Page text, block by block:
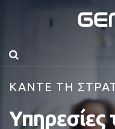
ΚΑΝΤΕ ΤΗ
Υπηρεσίες